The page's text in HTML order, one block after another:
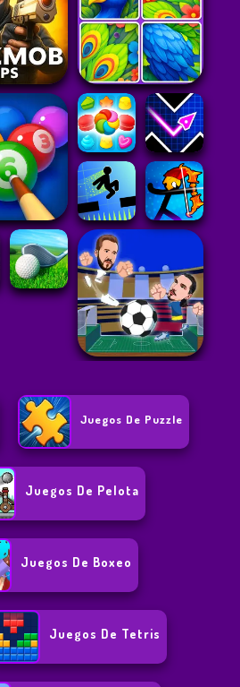
Juegos De Puzzle
Juegos De Pelota
Juegos De Boxeo
Juegos De Tetris